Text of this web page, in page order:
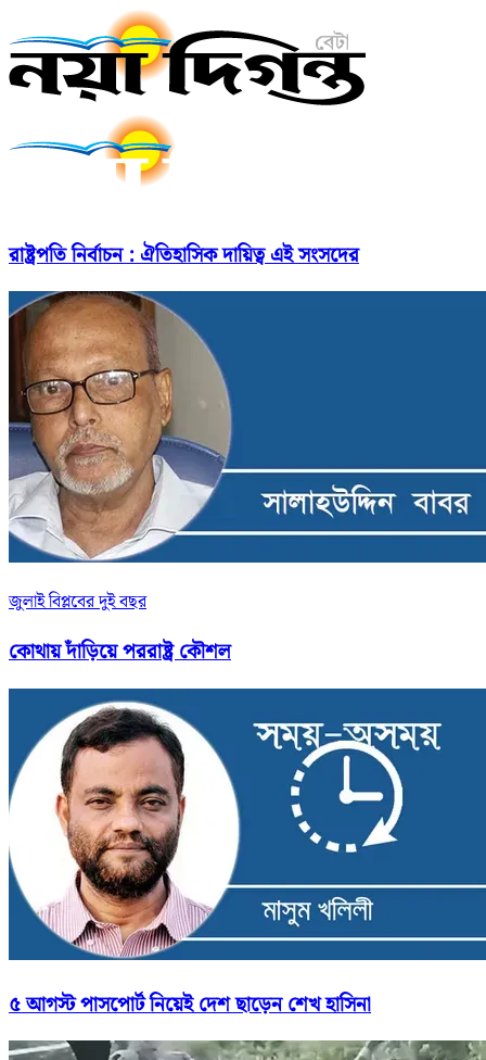
রাষ্ট্রপতি নির্বাচন : ঐতিহাসিক দায়িত্ব এই সংসদের
জুলাই বিপ্লবের দুই বছর
কোথায় দাঁড়িয়ে পররাষ্ট্র কৌশল
৫ আগস্ট পাসপোর্ট নিয়েই দেশ ছাড়েন শেখ হাসিনা